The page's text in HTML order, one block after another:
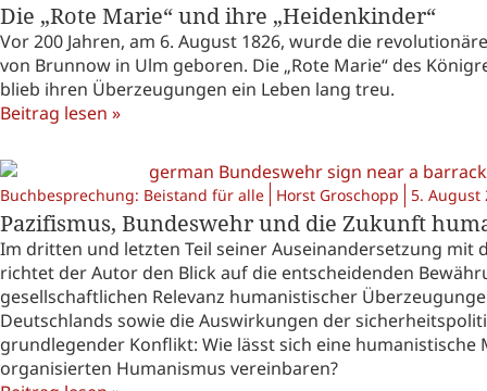
Die „Rote Marie“ und ihre „Heidenkinder“
Vor 200 Jahren, am 6. August 1826, wurde die
von Brunnow in Ulm geboren. Die „Rote Marie“ des
blieb ihren Überzeugungen ein Leben lang treu.
Beitrag lesen »
Buchbesprechung: Beistand für alle Horst Groschopp 5. August
Pazifismus, Bundeswehr und die Zukunft
Im dritten und letzten Teil seiner Auseinandersetzung
richtet der Autor den Blick auf die entscheidenden
gesellschaftlichen Relevanz humanistischer
Deutschlands sowie die Auswirkungen der
grundlegender Konflikt: Wie lässt sich eine
organisierten Humanismus vereinbaren?